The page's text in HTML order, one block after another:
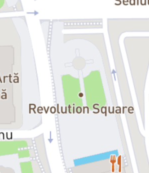
preuniversitar, au fost principala sursă de
de ficțiune la care scenariul a fost scris în
ușile sălii de teatru deschise pe parcursul
la experiența noastră directă, s-au adăugat
în spațiul public prilejuite de protestele
2023” (Gianina Cărbunariu)
12+